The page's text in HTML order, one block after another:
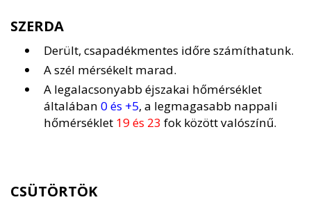
SZERDA
Derült, csapadékmentes időre számíthatunk.
A szél mérsékelt marad.
A legalacsonyabb éjszakai hőmérséklet
általában 0 és +5, a legmagasabb nappali
hőmérséklet 19 és 23 fok között valószínű.
CSÜTÖRTÖK